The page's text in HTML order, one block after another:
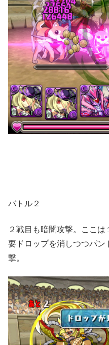
バトル２
２戦目も暗闇攻撃。ここ
要ドロップを消しつつパ
撃。